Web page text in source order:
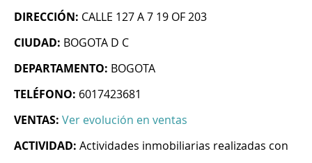
DIRECCIÓN: CALLE 127 A 7 19 OF 203
CIUDAD: BOGOTA D C
DEPARTAMENTO: BOGOTA
TELÉFONO: 6017423681
VENTAS: Ver evolución en ventas
ACTIVIDAD: Actividades inmobiliarias realizadas con